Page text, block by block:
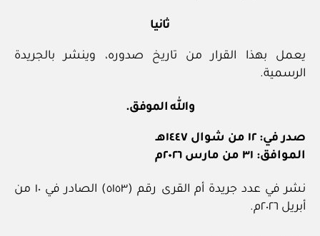
ثانيا
يعمل بهذا القرار من تاريخ صدوره، وينشر بالجريدة
الرسمية.
والله الموفق.
صدر في: ١٢ من شوال ١٤٤٧هـ
الموافق: ٣١ من مارس ٢٠٢٦م
نشر في عدد جريدة أم القرى رقم (٥١٥٣) الصادر في ١٠ من
أبريل ٢٠٢٦م.